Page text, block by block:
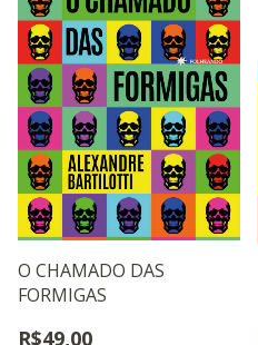
O CHAMADO DAS
FORMIGAS
R$49,00